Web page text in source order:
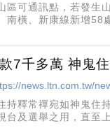
區可通訊點，若發生
南橫、新康線新增58
7千多萬 神鬼
news.ltn.com.tw/
持釋常禪宛如神鬼住
台及選舉之用，直至